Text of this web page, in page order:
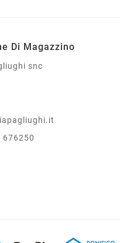
Di Magazzino
snc
676250